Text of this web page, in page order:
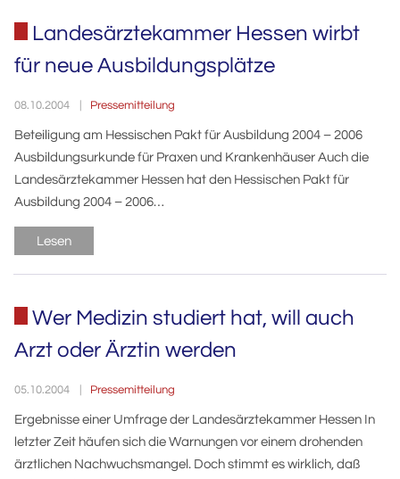
Landesärztekammer Hessen wirbt
für neue Ausbildungsplätze
08.10.2004 Pressemitteilung
Beteiligung am Hessischen Pakt für Ausbildung 2004 – 2006
Ausbildungsurkunde für Praxen und Krankenhäuser Auch die
Landesärztekammer Hessen hat den Hessischen Pakt für
Ausbildung 2004 – 2006…
Lesen
Wer Medizin studiert hat, will auch
Arzt oder Ärztin werden
05.10.2004 Pressemitteilung
Ergebnisse einer Umfrage der Landesärztekammer Hessen In
letzter Zeit häufen sich die Warnungen vor einem drohenden
ärztlichen Nachwuchsmangel. Doch stimmt es wirklich, daß